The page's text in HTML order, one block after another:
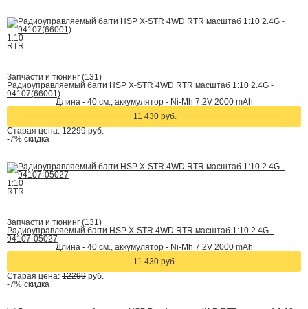
1:10
RTR
Запчасти и тюнинг (131)
Радиоуправляемый багги HSP X-STR 4WD RTR масштаб 1:10 2.4G -
94107(66001)
Длина - 40 см., аккумулятор - Ni-Mh 7.2V 2000 mAh
11 430 руб.
Старая цена: 12299 руб.
-7% скидка
1:10
RTR
Запчасти и тюнинг (131)
Радиоуправляемый багги HSP X-STR 4WD RTR масштаб 1:10 2.4G -
94107-05027
Длина - 40 см., аккумулятор - Ni-Mh 7.2V 2000 mAh
11 430 руб.
Старая цена: 12299 руб.
-7% скидка